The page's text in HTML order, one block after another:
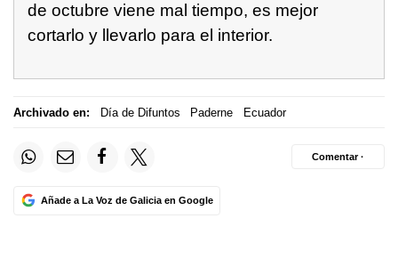
de octubre viene mal tiempo, es mejor
cortarlo y llevarlo para el interior.
Archivado en: Día de Difuntos Paderne Ecuador
Añade a La Voz de Galicia en Google
Comentar ·